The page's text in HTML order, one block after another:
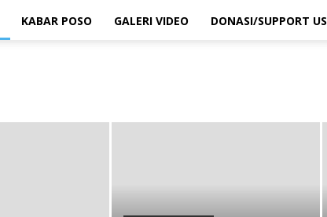
KABAR POSO GALERI VIDEO DONASI/SUPPORT US